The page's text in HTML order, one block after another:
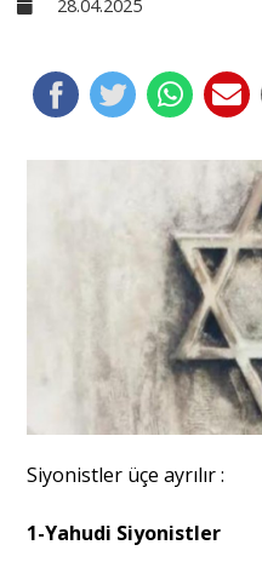
28.04.2025
Siyonistler üçe ayrılır :
1-Yahudi Siyonistler